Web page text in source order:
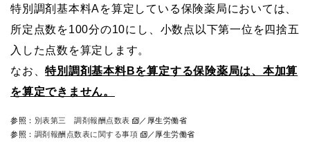
特別調剤基本料Aを算定している保険薬局においては、
所定点数を100分の10にし、小数点以下第一位を四捨五
入した点数を算定します。
なお、特別調剤基本料Bを算定する保険薬局は、本加算
を算定できません。
参照： 別表第三 調剤報酬点数表
／厚生労働省
参照： 調剤報酬点数表に関する事項 ／厚生労働省